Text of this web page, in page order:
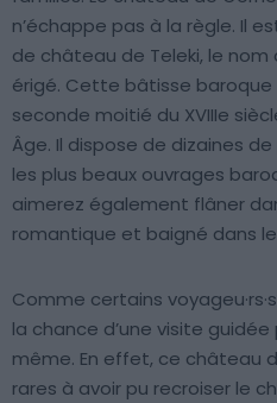
n’échappe pas à la règle. Il
de château de Teleki, le nom
érigé. Cette bâtisse
seconde moitié du XVIIIe
Âge. Il dispose de dizaines
les plus beaux ouvrages
aimerez également flâner
romantique et baigné dans
Comme certains
la chance d’une visite
même. En effet, ce château
rares à avoir pu recroiser le